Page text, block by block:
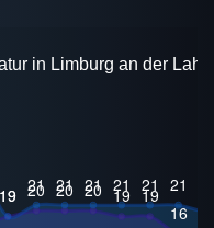
in Limburg an der